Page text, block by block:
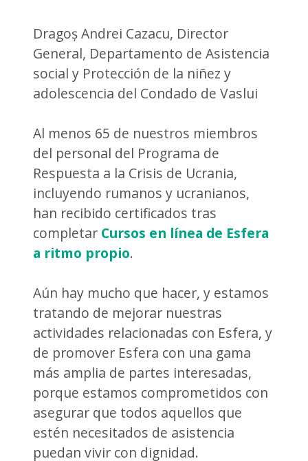
Dragoș Andrei Cazacu, Director
General, Departamento de Asistencia
social y Protección de la niñez y
adolescencia del Condado de Vaslui
Al menos 65 de nuestros miembros
del personal del Programa de
Respuesta a la Crisis de Ucrania,
incluyendo rumanos y ucranianos,
han recibido certificados tras
completar Cursos en línea de Esfera
a ritmo propio.
Aún hay mucho que hacer, y estamos
tratando de mejorar nuestras
actividades relacionadas con Esfera, y
de promover Esfera con una gama
más amplia de partes interesadas,
porque estamos comprometidos con
asegurar que todos aquellos que
estén necesitados de asistencia
puedan vivir con dignidad.